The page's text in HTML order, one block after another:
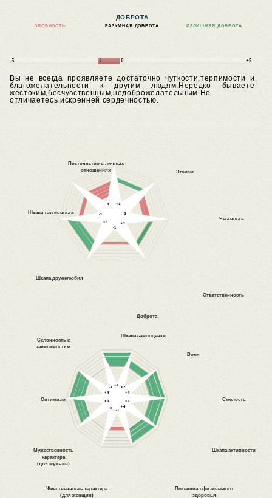
ДОБРОТА
ЗЛОБНОСТЬ РАЗУМНАЯ ДОБРОТА ИЗЛИШНЯЯ ДОБРОТА
-5 -1 0 +5
Вы не всегда проявляете достаточно чуткости,терпимости и
благожелательности к другим людям.Нередко бываете
жестоким,бесчувственным,недоброжелательным.Не
отличаетесь искренней сердечностью.